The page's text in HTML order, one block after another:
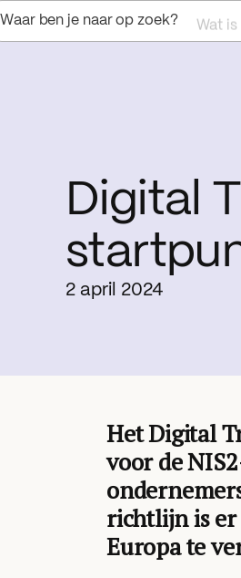
Waar ben je naar op zoek? Wat is
Digital
2 april 2024
Het Digital
voor de
richtlijn is er
Europa te